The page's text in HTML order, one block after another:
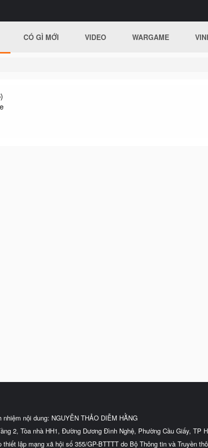
CÓ GÌ MỚI VIDEO WARGAME
nhiệm nội dung: NGUYỄN THẢO DIỄM HẰNG
2, Tòa nhà HH1, Đường Dương Đình Nghệ, Phường Cầu Giấy, TP
thiết lập mạng xã hội số 355/GP-BTTTT do Bộ Thông tin và Truyền